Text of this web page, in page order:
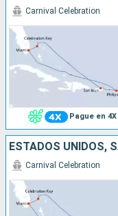
Pague en 4X
Carnival Celebration
Carnival Celebration